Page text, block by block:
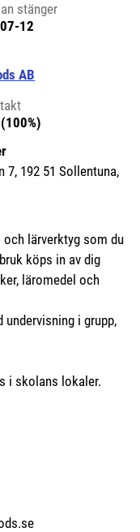
stänger
12
AB
7, 192 51 Sollentuna,
lärverktyg som du
köps in av dig
läromedel och
i grupp,
lokaler.